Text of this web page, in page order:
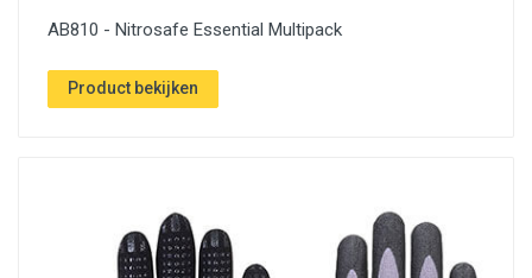
AB810 - Nitrosafe Essential Multipack
Product bekijken